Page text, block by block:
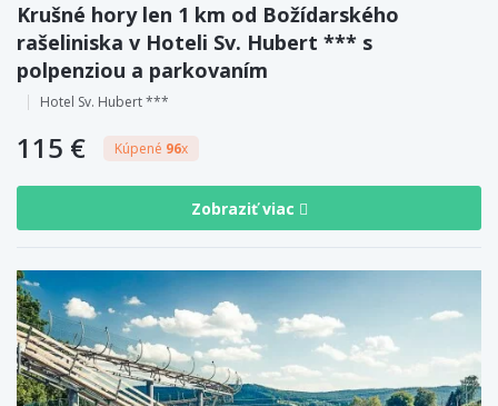
Krušné hory len 1 km od Božídarského
rašeliniska v Hoteli Sv. Hubert *** s
polpenziou a parkovaním
Hotel Sv. Hubert ***
115 € Kúpené 96x
Zobraziť viac